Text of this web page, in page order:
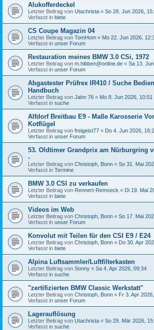
Alukofferdeckel
Letzter Beitrag von Utachrista « So 28. Jun 2026,
Verfasst in biete
CS Coupe Magazin 04
Letzter Beitrag von TomHom « Mo 22. Jun 2026,
Verfasst in unser Forum
Restauration meines BMW 3.0 CSi, 1972
Letzter Beitrag von m.hibben@online.de « Sa 13.
Verfasst in unser Forum
Abgastester Prüfrex IR410 / Suche
Handbuch
Letzter Beitrag von Jahn 76 « Mo 8. Jun 2026, 10:51
Verfasst in suche
Alfdorf Breitbau E9 - Maße Karosserie
Kotflügel
Letzter Beitrag von freigeist77 « Do 4. Jun 2026,
Verfasst in unser Forum
53. Oldtimer Grandprix am Nürburgring
-
Letzter Beitrag von Christoph, Bonn « So 31. Mai
Verfasst in Termine
BMW 3.0 CSI zu verkaufen
Letzter Beitrag von Rennert-Remseck « Di 19. Mai
Verfasst in biete
Videos im Web
Letzter Beitrag von Christoph, Bonn « So 17. Mai
Verfasst in unser Forum
Konvolut mit Teilen für den CSI E9 / E24
Letzter Beitrag von Christoph, Bonn « Do 30. Apr
Verfasst in biete
Alpina Luftsammler/Luftfilterkasten
Letzter Beitrag von Sonny « Sa 4. Apr 2026, 09:34
Verfasst in suche
"zertifizierten BMW Classic Werkstatt"
Letzter Beitrag von Christoph, Bonn « Fr 3. Apr
Verfasst in unser Forum
Lagerauflösung
Letzter Beitrag von Utachrista « So 29. Mär 2026,
Verfasst in suche